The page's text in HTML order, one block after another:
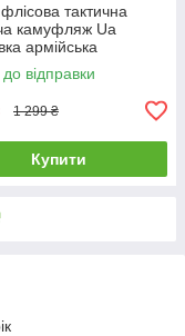
тактична
камуфляж Ua
армійська
з липучками фліска
відправки
1 299 ₴
Купити